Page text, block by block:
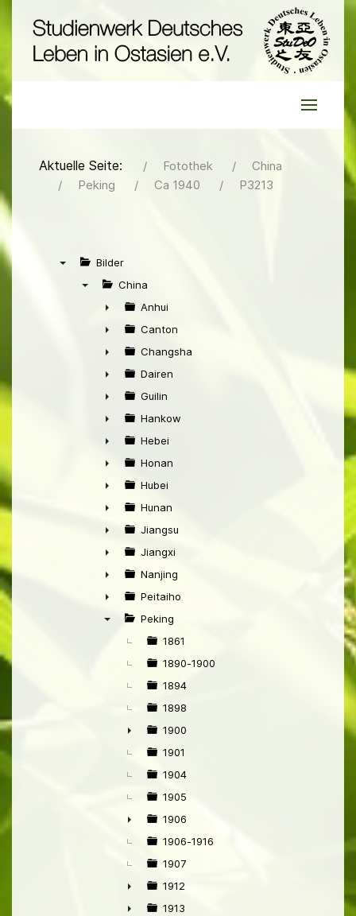
Aktuelle Seite: Fotothek
China
Peking
Ca 1940 P3213
Bilder
China
►
Anhui
►
Canton
►
Changsha
►
Dairen
►
Guilin
►
Hankow
►
Hebei
►
Honan
►
Hubei
►
Hunan
►
Jiangsu
►
Jiangxi
►
Nanjing
►
Peitaiho
Peking
1861
1890-1900
1894
1898
►
1900
1901
1904
1905
►
1906
1906-1916
1907
►
1912
1913